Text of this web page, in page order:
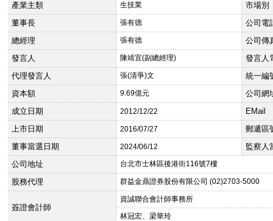
產業主類
生技業
市場別
董事長
張有德
公司電
總經理
張有德
公司傳
發言人
陳靖宜(副總經理)
發言人
代理發言人
張(清爭)文
統一編
資本額
9.69億元
公司網
成立日期
2012/12/22
EMail
上市日期
2016/07/27
郵遞區
董事當選日期
2024/06/12
監察人
公司地址
台北市士林區後港街116號7樓
股務代理 群益金鼎證券股份有限公司 (02)2703-5000
簽證會計師
資誠聯合會計師事務所
林冠宏、梁華玲